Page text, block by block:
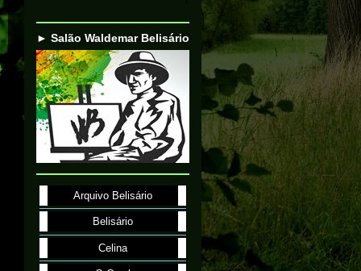
► Salão Waldemar Belisário
Arquivo Belisário
Belisário
Celina